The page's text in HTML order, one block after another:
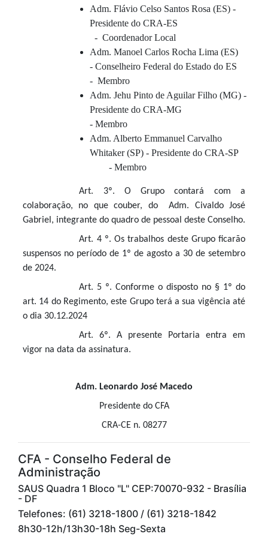
Adm. Flávio Celso Santos Rosa (ES) -
Presidente do CRA-ES
- Coordenador Local
Adm. Manoel Carlos Rocha Lima (ES)
- Conselheiro Federal do Estado do ES
- Membro
Adm. Jehu Pinto de Aguilar Filho (MG) -
Presidente do CRA-MG
- Membro
Adm. Alberto Emmanuel Carvalho
Whitaker (SP) - Presidente do CRA-SP
- Membro
Art. 3º. O Grupo contará com a
colaboração, no que couber, do Adm. Civaldo José
Gabriel, integrante do quadro de pessoal deste Conselho.
Art. 4 º. Os trabalhos deste Grupo ficarão
suspensos no período de 1º de agosto a 30 de setembro
de 2024.
Art. 5 º. Conforme o disposto no § 1º do
art. 14 do Regimento, este Grupo terá a sua vigência até
o dia 30.12.2024
Art. 6º. A presente Portaria entra em
vigor na data da assinatura.
Adm. Leonardo José Macedo
Presidente do CFA
CRA-CE n. 08277
CFA - Conselho Federal de
Administração
SAUS Quadra 1 Bloco "L" CEP:70070-932 - Brasília
- DF
Telefones: (61) 3218-1800 / (61) 3218-1842
8h30-12h/13h30-18h Seg-Sexta